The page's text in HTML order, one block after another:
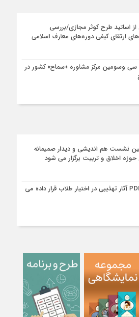
اساتید طرح کوثر مجازی/بررسی
ارتقای کیفی دوره‌های معارف اسلامی
سی وسومین مرکز مشاوره «سماح» کشور در
نشست هم اندیشی و دیدار صمیمانه
حوزه اخلاق و تربیت برگزار می شود
فایل PDF آثار تهذیبی در اختیار طلاب قرار داده می